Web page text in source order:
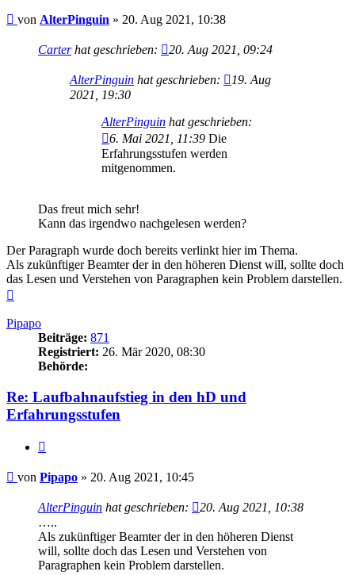
Beitrag
von AlterPinguin » 20. Aug 2021, 10:38
Carterhat geschrieben: 20. Aug 2021, 09:24
AlterPinguin hat geschrieben:
19. Aug
2021, 19:30
AlterPinguin hat geschrieben:
6. Mai 2021, 11:39 Die
Erfahrungsstufen werden
mitgenommen.
Das freut mich sehr!
Kann das irgendwo nachgelesen werden?
Der Paragraph wurde doch bereits verlinkt hier im Thema.
Als zukünftiger Beamter der in den höheren Dienst will, sollte doch
das Lesen und Verstehen von Paragraphen kein Problem darstellen.
Pipapo
Beiträge: 871
Registriert: 26. Mär 2020, 08:30
Behörde:
Re: Laufbahnaufstieg in den hD und
Erfahrungsstufen
Beitrag
von Pipapo » 20. Aug 2021, 10:45
AlterPinguin hat geschrieben:
20. Aug 2021, 10:38
…..
Als zukünftiger Beamter der in den höheren Dienst
will, sollte doch das Lesen und Verstehen von
Paragraphen kein Problem darstellen.